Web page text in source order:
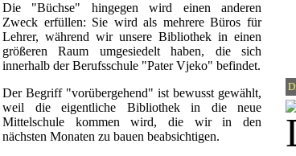
Die "Büchse" hingegen wird einen anderen
Zweck erfüllen: Sie wird als mehrere Büros für
Lehrer, während wir unsere Bibliothek in einen
größeren Raum umgesiedelt haben, die sich
innerhalb der Berufsschule "Pater Vjeko" befindet.
Der Begriff "vorübergehend" ist bewusst gewählt,
weil die eigentliche Bibliothek in die neue
Mittelschule kommen wird, die wir in den
nächsten Monaten zu bauen beabsichtigen.